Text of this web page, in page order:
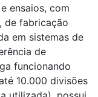
ensaios, com
de fabricação
em sistemas de
de
funcionando
10.000 divisões